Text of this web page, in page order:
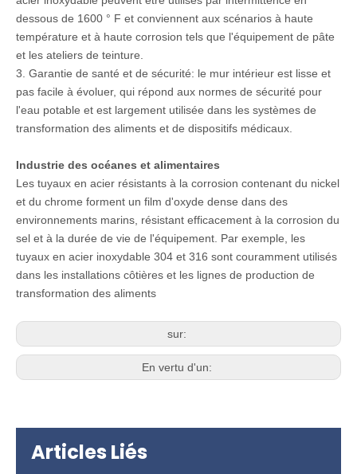
dessous de 1600 ° F et conviennent aux scénarios à haute
température et à haute corrosion tels que l'équipement de pâte
et les ateliers de teinture. ‌
3. Garantie de santé et de sécurité: le mur intérieur est lisse et
pas facile à évoluer, qui répond aux normes de sécurité pour
l'eau potable et est largement utilisée dans les systèmes de
transformation des aliments et de dispositifs médicaux. ‌
Industrie des océanes et alimentaires
Les tuyaux en acier résistants à la corrosion contenant du nickel
et du chrome forment un film d'oxyde dense dans des
environnements marins, résistant efficacement à la corrosion du
sel et à la durée de vie de l'équipement. Par exemple, les
tuyaux en acier inoxydable 304 et 316 sont couramment utilisés
dans les installations côtières et les lignes de production de
transformation des aliments
sur:
En vertu d'un:
Articles Liés